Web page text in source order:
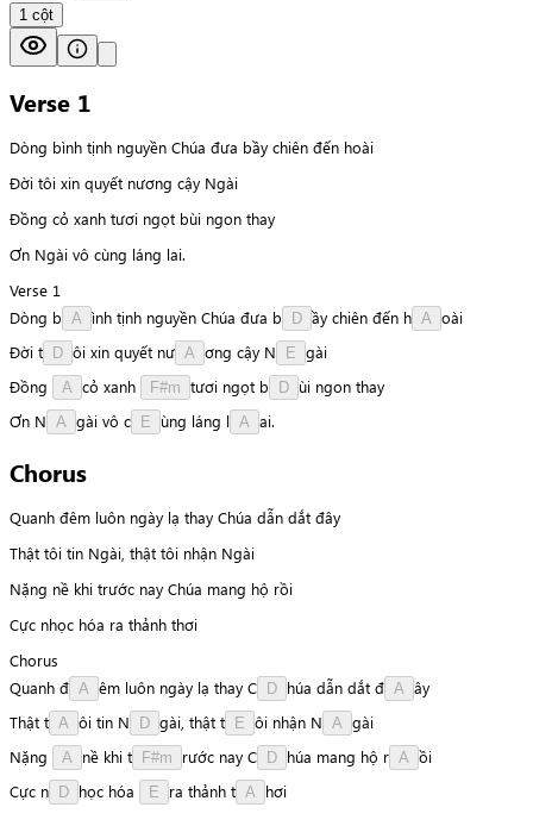
1 cột
Verse 1
Dòng bình tịnh nguyền Chúa đưa bầy chiên đến hoài
Đời tôi xin quyết nương cậy Ngài
Đồng cỏ xanh tươi ngọt bùi ngon thay
Ơn Ngài vô cùng láng lai.
Verse 1
Dòng b A ình tịnh nguyền Chúa đưa b D ầy chiên đến h A oài
Đời t D ôi xin quyết nư A ơng cậy N E gài
Đồng
A cỏ xanh F#m tươi ngọt b D ùi ngon thay
Ơn N A gài vô c E ùng láng l A ai.
Chorus
Quanh đêm luôn ngày lạ thay Chúa dẫn dắt đây
Thật tôi tin Ngài, thật tôi nhận Ngài
Nặng nề khi trước nay Chúa mang hộ rồi
Cực nhọc hóa ra thảnh thơi
Chorus
Quanh đ A êm luôn ngày lạ thay C D húa dẫn dắt đ A ây
Thật t A ôi tin N D gài thật t E ôi nhận N A gài
Nặng
A nề khi t F#m rước nay C D húa mang hộ r A ồi
Cực n D học hóa E ra thảnh t A hơi